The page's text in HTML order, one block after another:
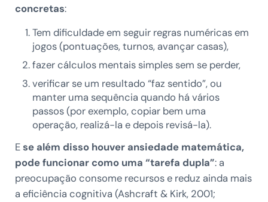
concretas:
Tem dificuldade em seguir regras numéricas em
jogos (pontuações, turnos, avançar casas),
fazer cálculos mentais simples sem se perder,
verificar se um resultado “faz sentido”, ou
manter uma sequência quando há vários
passos (por exemplo, copiar bem uma
operação, realizá-la e depois revisá-la).
Ese além disso houver ansiedade matemática,
pode funcionar como uma “tarefa dupla”: a
preocupação consome recursos e reduz ainda mais
a eficiência cognitiva (Ashcraft & Kirk, 2001;